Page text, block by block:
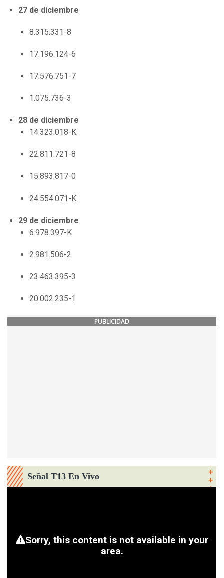
27 de diciembre
8.315.331-8
17.196.124-6
17.576.751-7
1.075.736-3
28 de diciembre
14.323.018-K
22.811.721-8
15.893.817-0
24.554.071-K
29 de diciembre
6.978.397-K
2.981.506-2
23.463.395-3
20.002.235-1
PUBLICIDAD
Señal T13 En Vivo